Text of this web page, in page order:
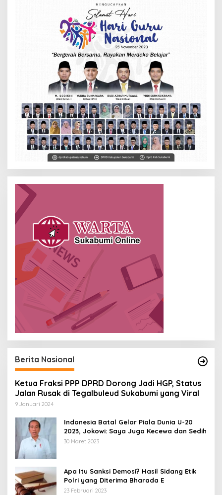
Berita Nasional
Ketua Fraksi PPP DPRD Dorong Jadi HGP, Status
Jalan Rusak di Tegalbuleud Sukabumi yang Viral
9 Januari 2024
Indonesia Batal Gelar Piala Dunia U-20
2023, Jokowi: Saya Juga Kecewa dan Sedih
30 Maret 2023
Apa Itu Sanksi Demosi? Hasil Sidang Etik
Polri yang Diterima Bharada E
23 Februari 2023